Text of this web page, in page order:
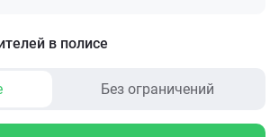
в полисе
Без ограничений